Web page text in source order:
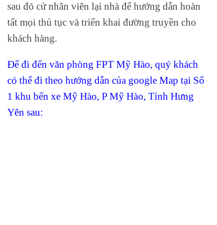
sau đó cử nhân viên lại nhà để hướng dẫn hoàn
tất mọi thủ tục và triển khai đường truyền cho
khách hàng.
Để đi đến văn phòng FPT Mỹ Hào, quý khách
có thể đi theo hướng dẫn của google Map tại Số
1 khu bến xe Mỹ Hào, P Mỹ Hào, Tỉnh Hưng
Yên sau: